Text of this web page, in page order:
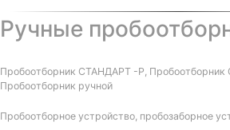
Ручные
Пробоотборник СТАНДАРТ -Р, Пробоотборник
Пробоотборник ручной
Пробоотборное устройство, пробозаборное